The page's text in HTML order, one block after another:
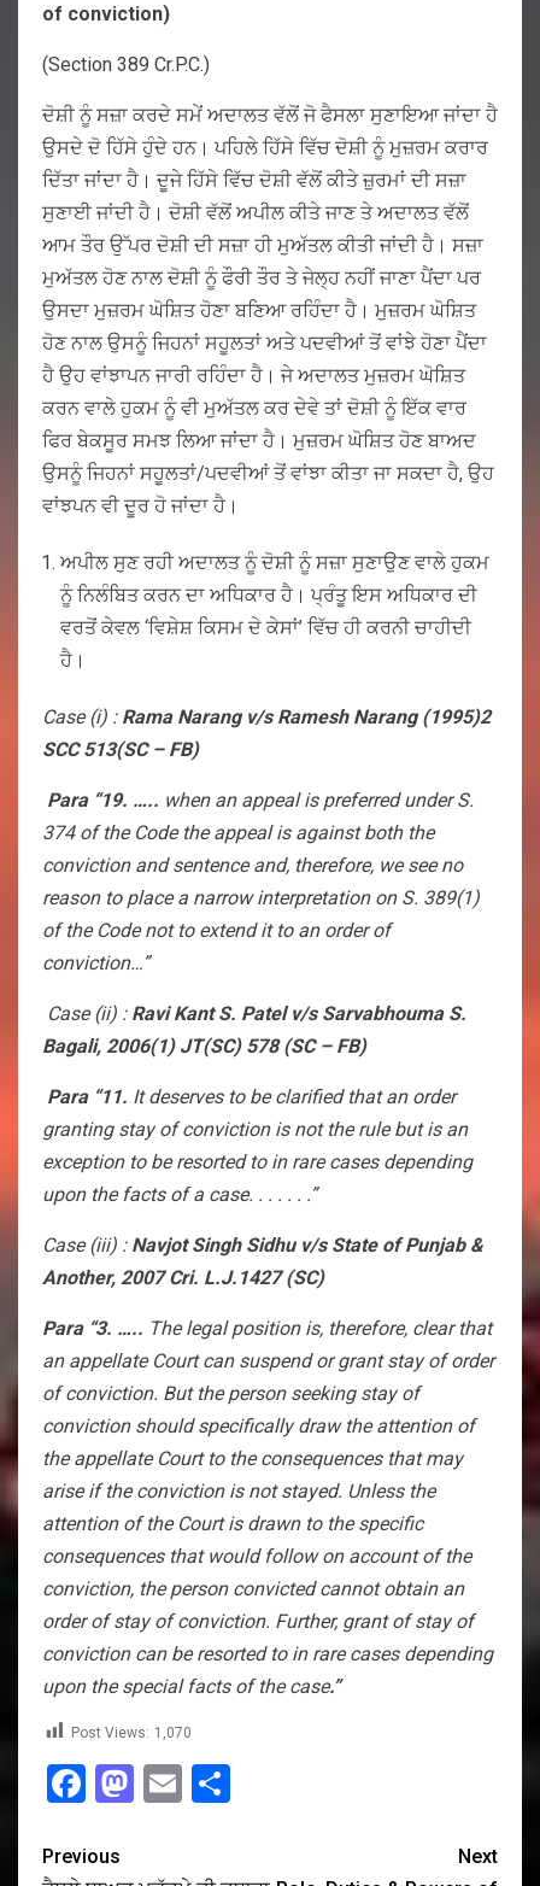
of conviction)
(Section 389 Cr.P.C.)
ਦੋਸ਼ੀ ਨੂੰ ਸਜ਼ਾ ਕਰਦੇ ਸਮੇਂ ਅਦਾਲਤ ਵੱਲੋਂ ਜੋ ਫੈਸਲਾ ਸੁਣਾਇਆ ਜਾਂਦਾ ਹੈ
ਉਸਦੇ ਦੋ ਹਿੱਸੇ ਹੁੰਦੇ ਹਨ। ਪਹਿਲੇ ਹਿੱਸੇ ਵਿੱਚ ਦੋਸ਼ੀ ਨੂੰ ਮੁਜ਼ਰਮ ਕਰਾਰ
ਦਿੱਤਾ ਜਾਂਦਾ ਹੈ। ਦੂਜੇ ਹਿੱਸੇ ਵਿੱਚ ਦੋਸ਼ੀ ਵੱਲੋਂ ਕੀਤੇ ਜ਼ੁਰਮਾਂ ਦੀ ਸਜ਼ਾ
ਸੁਣਾਈ ਜਾਂਦੀ ਹੈ। ਦੋਸ਼ੀ ਵੱਲੋਂ ਅਪੀਲ ਕੀਤੇ ਜਾਣ ਤੇ ਅਦਾਲਤ ਵੱਲੋਂ
ਆਮ ਤੌਰ ਉੱਪਰ ਦੋਸ਼ੀ ਦੀ ਸਜ਼ਾ ਹੀ ਮੁਅੱਤਲ ਕੀਤੀ ਜਾਂਦੀ ਹੈ। ਸਜ਼ਾ
ਮੁਅੱਤਲ ਹੋਣ ਨਾਲ ਦੋਸ਼ੀ ਨੂੰ ਫੌਰੀ ਤੌਰ ਤੇ ਜੇਲ੍ਹ ਨਹੀਂ ਜਾਣਾ ਪੈਂਦਾ ਪਰ
ਉਸਦਾ ਮੁਜ਼ਰਮ ਘੋਸ਼ਿਤ ਹੋਣਾ ਬਣਿਆ ਰਹਿੰਦਾ ਹੈ। ਮੁਜ਼ਰਮ ਘੋਸ਼ਿਤ
ਹੋਣ ਨਾਲ ਉਸਨੂੰ ਜਿਹਨਾਂ ਸਹੂਲਤਾਂ ਅਤੇ ਪਦਵੀਆਂ ਤੋਂ ਵਾਂਝੇ ਹੋਣਾ ਪੈਂਦਾ
ਹੈ ਉਹ ਵਾਂਝਾਪਨ ਜਾਰੀ ਰਹਿੰਦਾ ਹੈ। ਜੇ ਅਦਾਲਤ ਮੁਜ਼ਰਮ ਘੋਸ਼ਿਤ
ਕਰਨ ਵਾਲੇ ਹੁਕਮ ਨੂੰ ਵੀ ਮੁਅੱਤਲ ਕਰ ਦੇਵੇ ਤਾਂ ਦੋਸ਼ੀ ਨੂੰ ਇੱਕ ਵਾਰ
ਫਿਰ ਬੇਕਸੂਰ ਸਮਝ ਲਿਆ ਜਾਂਦਾ ਹੈ। ਮੁਜ਼ਰਮ ਘੋਸ਼ਿਤ ਹੋਣ ਬਾਅਦ
ਉਸਨੂੰ ਜਿਹਨਾਂ ਸਹੂਲਤਾਂ/ਪਦਵੀਆਂ ਤੋਂ ਵਾਂਝਾ ਕੀਤਾ ਜਾ ਸਕਦਾ ਹੈ, ਉਹ
ਵਾਂਝਪਨ ਵੀ ਦੂਰ ਹੋ ਜਾਂਦਾ ਹੈ।
ਅਪੀਲ ਸੁਣ ਰਹੀ ਅਦਾਲਤ ਨੂੰ ਦੋਸ਼ੀ ਨੂੰ ਸਜ਼ਾ ਸੁਣਾਉਣ ਵਾਲੇ ਹੁਕਮ
ਨੂੰ ਨਿਲੰਬਿਤ ਕਰਨ ਦਾ ਅਧਿਕਾਰ ਹੈ। ਪ੍ਰੰਤੂ ਇਸ ਅਧਿਕਾਰ ਦੀ
ਵਰਤੋਂ ਕੇਵਲ ‘ਵਿਸ਼ੇਸ਼ ਕਿਸਮ ਦੇ ਕੇਸਾਂ’ ਵਿੱਚ ਹੀ ਕਰਨੀ ਚਾਹੀਦੀ
ਹੈ।
Case (i) : Rama Narang v/s Ramesh Narang (1995)2
SCC 513(SC – FB)
Para “19. ….. when an appeal is preferred under S.
374 of the Code the appeal is against both the
conviction and sentence and, therefore, we see no
reason to place a narrow interpretation on S. 389(1)
of the Code not to extend it to an order of
conviction…”
Case (ii) : Ravi Kant S. Patel v/s Sarvabhouma S.
Bagali, 2006(1) JT(SC) 578 (SC – FB)
Para “11. It deserves to be clarified that an order
granting stay of conviction is not the rule but is an
exception to be resorted to in rare cases depending
upon the facts of a case. . . . . . .”
Case (iii) : Navjot Singh Sidhu v/s State of Punjab &
Another, 2007 Cri. L.J.1427 (SC)
Para “3. ….. The legal position is, therefore, clear that
an appellate Court can suspend or grant stay of order
of conviction. But the person seeking stay of
conviction should specifically draw the attention of
the appellate Court to the consequences that may
arise if the conviction is not stayed. Unless the
attention of the Court is drawn to the specific
consequences that would follow on account of the
conviction, the person convicted cannot obtain an
order of stay of conviction. Further, grant of stay of
conviction can be resorted to in rare cases depending
upon the special facts of the case.”
Post Views: 1,070
Facebook
Mastodon
Email
Previous
Next